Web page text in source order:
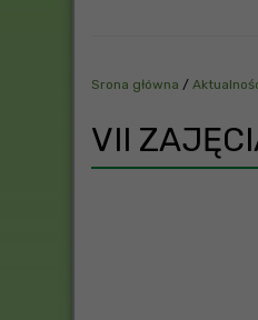
Srona główna /
VII